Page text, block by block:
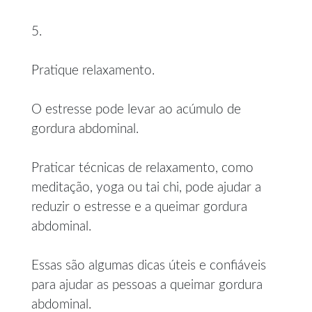
5.
Pratique relaxamento.
O estresse pode levar ao acúmulo de
gordura abdominal.
Praticar técnicas de relaxamento, como
meditação, yoga ou tai chi, pode ajudar a
reduzir o estresse e a queimar gordura
abdominal.
Essas são algumas dicas úteis e confiáveis
para ajudar as pessoas a queimar gordura
abdominal.